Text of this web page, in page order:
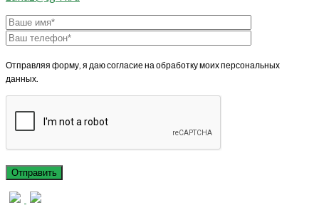
Отправляя форму, я даю согласие на обработку моих персональных
данных.